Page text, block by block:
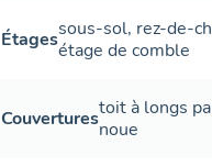
Étagessous-sol, rez-de-
étage de comble
Couverturestoit à longs
noue